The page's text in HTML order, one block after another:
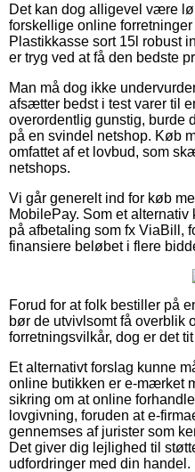
Det kan dog alligevel være
forskellige online
Plastikkasse sort 15l robust
er tryg ved at få den bedste
Man må dog ikke
afsætter bedst i test varer til
overordentlig gunstig, burde
på en svindel netshop. Køb
omfattet af et lovbud, som
netshops.
Vi går generelt ind for køb
MobilePay. Som et
på afbetaling som fx ViaBill,
finansiere beløbet i flere
Forud for at folk bestiller på
bør de utvivlsomt få overblik
forretningsvilkår, dog er det
Et alternativt forslag kunne
online butikken er e-mærket
sikring om at online
lovgivning, foruden at e-
gennemses af jurister som
Det giver dig lejlighed til
udfordringer med din handel.